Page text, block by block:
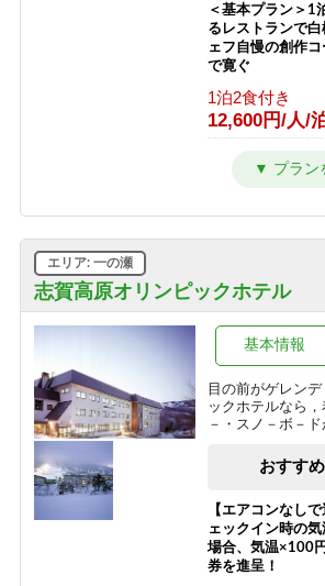
＜基本プラン＞
るレストランで
ェフ自慢の創作
で寛ぐ
1泊2食付き
12,600円/人/
【2〜3連泊割
は3日に1回でお
【訳あり＆エコ
1000円OFF★お
ニティでお得（2
1泊2食付き
9,700円/人/泊
【志賀高原100ト
素泊まり
志賀高原オリンピックホテル
エリア: 一の瀬
目の前がゲレン
ックホテルなら
－・スノ－ボ－ド
基本情報
おすす
【エアコンなし
ェックイン時の
場合、気温×100
券を進呈！